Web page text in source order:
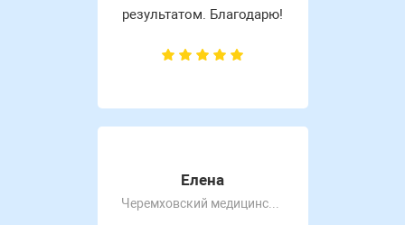
результатом. Благодарю!
Елена
Черемховский медицинский колледж